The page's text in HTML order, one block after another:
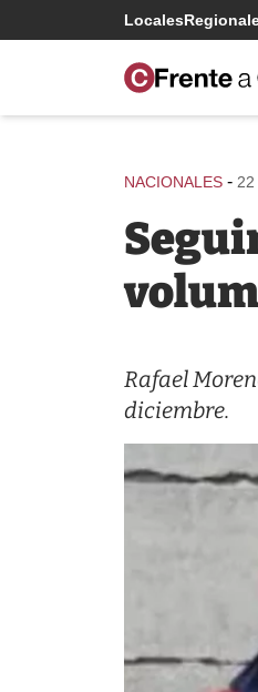
Locales
NACIONALES -
Rafael
diciembre.